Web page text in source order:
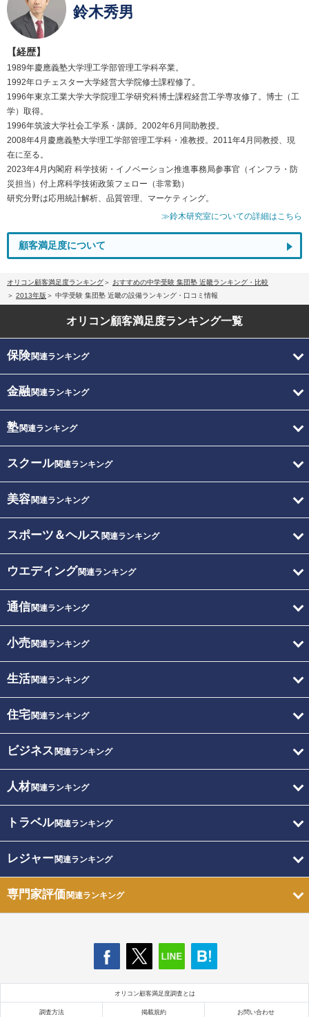
鈴木秀男
【経歴】
1989年慶應義塾大学理工学部管理工学科卒業。
1992年ロチェスター大学経営大学院修士課程修了。
1996年東京工業大学大学院理工学研究科博士課程経営工学専攻修了。博士（工
学）取得。
1996年筑波大学社会工学系・講師。2002年6月同助教授。
2008年4月慶應義塾大学理工学部管理工学科・准教授。2011年4月同教授、現
在に至る。
2023年4月内閣府 科学技術・イノベーション推進事務局参事官（インフラ・防
災担当）付上席科学技術政策フェロー（非常勤）
研究分野は応用統計解析、品質管理、マーケティング。
≫鈴木研究室についての詳細はこちら
顧客満足度について
オリコン顧客満足度ランキング
おすすめの中学受験 集団塾 近畿ランキング・比較
2013年版
中学受験 集団塾 近畿の設備ランキング・口コミ情報
オリコン顧客満足度ランキング一覧
保険関連ランキング
金融関連ランキング
塾関連ランキング
スクール関連ランキング
美容関連ランキング
スポーツ＆ヘルス 関連ランキング
ウエディング関連ランキング
通信関連ランキング
小売関連ランキング
生活関連ランキング
住宅関連ランキング
ビジネス 関連ランキング
人材関連ランキング
トラベル関連ランキング
レジャー関連ランキング
専門家評価関連ランキング
オリコン顧客満足度調査とは
調査方法 掲載規約 お問い合わせ